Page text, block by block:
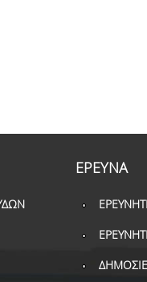
ΕΡΕΥΝΑ